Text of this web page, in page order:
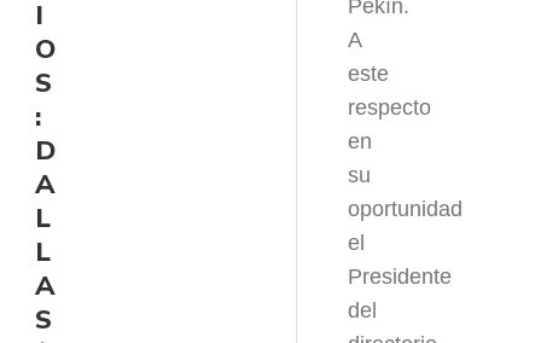
I
O
S
:
D
A
L
L
A
S
Pekín.
A
este
respecto
en
su
oportunidad
el
Presidente
del